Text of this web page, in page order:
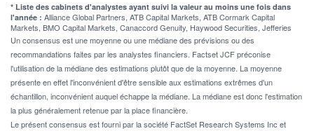
* Liste des cabinets d'analystes ayant suivi la valeur au moins une fois dans
l'année : Alliance Global Partners, ATB Capital Markets, ATB Cormark Capital
Markets, BMO Capital Markets, Canaccord Genuity, Haywood Securities, Jefferies
Un consensus est une moyenne ou une médiane des prévisions ou des
recommandations faites par les analystes financiers. Factset JCF préconise
l'utilisation de la médiane des estimations plutôt que de la moyenne. La moyenne
présente en effet l'inconvénient d'être sensible aux estimations extrêmes d'un
échantillon, inconvénient auquel échappe la médiane. La médiane est donc l'estimation
la plus généralement retenue par la place financière.
Le présent consensus est fourni par la société FactSet Research Systems Inc et